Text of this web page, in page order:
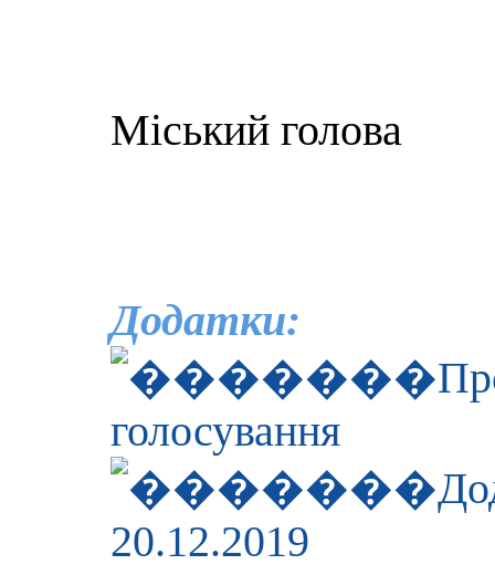
Міський голова
Додатки:
голосування
20.12.2019